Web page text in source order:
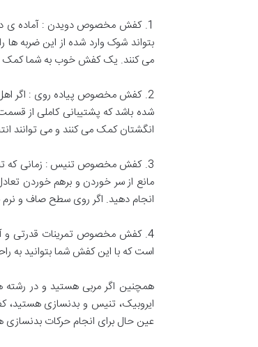
1. کفش مخصوص دویدن : آماده ی
بتواند شوک وارد شده از این
می کنند. یک کفش خوب به شما کمک می
2. کفش مخصوص پیاده روی : اگر اهل
شده باشد که پشتیبانی کاملی از
انگشتان کمک می کنند و می توانند
3. کفش مخصوص تنیس : زمانی که
مانع از سر خوردن و برهم خوردن
انجام دهید. اگر روی سطح صاف و
4. کفش مخصوص تمرینات قدرتی و
است که با این کفش شما بتوانید به
همچنین اگر مربی هستید و در رشته
ایروبیک، تنیس و بدنسازی هستید،
عین حال برای انجام حرکات